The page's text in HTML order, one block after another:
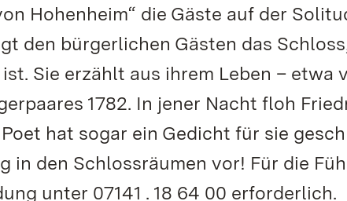
Hohenheim“ die Gäste auf der
den bürgerlichen Gästen das
Sie erzählt aus ihrem Leben – etwa
1782. In jener Nacht floh
hat sogar ein Gedicht für sie
in den Schlossräumen vor! Für die
unter 07141 . 18 64 00 erforderlich.